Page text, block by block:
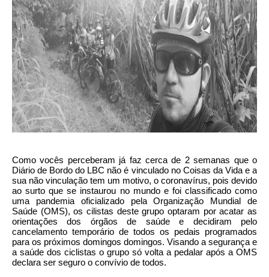
Como vocês perceberam já faz cerca de 2 semanas que o
Diário de Bordo do LBC não é vinculado no Coisas da Vida e a
sua não vinculação tem um motivo, o coronavírus, pois devido
ao surto que se instaurou no mundo e foi classificado como
uma pandemia oficializado pela Organização Mundial de
Saúde (OMS), os cilistas deste grupo optaram por acatar as
orientações dos órgãos de saúde e decidiram pelo
cancelamento temporário de todos os pedais programados
para os próximos domingos domingos. Visando a segurança e
a saúde dos ciclistas o grupo só volta a pedalar após a OMS
declara ser seguro o convívio de todos.